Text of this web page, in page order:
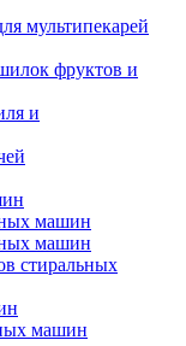
мультипекарей
фруктов и
и
машин
машин
стиральных
машин